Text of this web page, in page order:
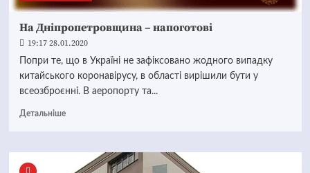
На Дніпропетровщина – напоготові
19:17 28.01.2020
Попри те, що в Україні не зафіксовано жодного випадку
китайського коронавірусу, в області вирішили бути у
всеозброєнні. В аеропорту та...
Детальніше